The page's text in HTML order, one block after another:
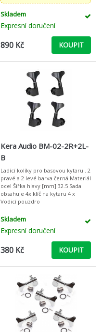
Skladem
Expresní doručení
890 Kč KOUPIT
Kera Audio BM-02-2R+2L-
B
Ladící kolíky pro basovou kytaru . 2
pravé a 2 levé barva černá Materiál
ocel Šířka hlavy [mm] 32.5 Sada
obsahuje 4x klíč na kytaru 4 x
Vodicí pouzdro
Skladem
Expresní doručení
380 Kč KOUPIT